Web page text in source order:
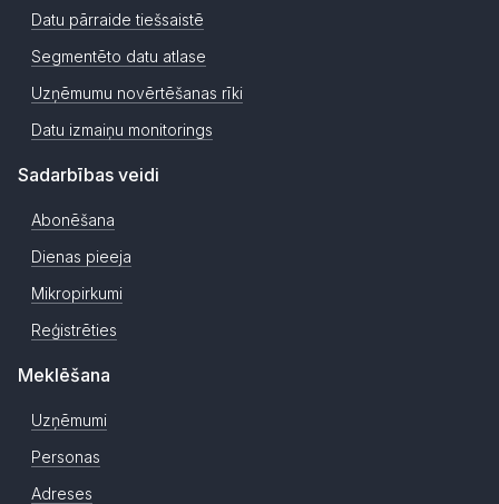
Datu pārraide tiešsaistē
Segmentēto datu atlase
Uzņēmumu novērtēšanas rīki
Datu izmaiņu monitorings
Sadarbības veidi
Abonēšana
Dienas pieeja
Mikropirkumi
Reģistrēties
Meklēšana
Uzņēmumi
Personas
Adreses